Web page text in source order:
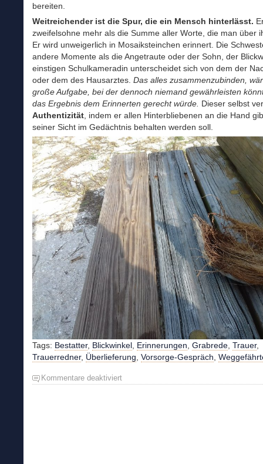
bereiten.
Weitreichender ist die Spur, die ein Mensch hinterlässt.
zweifelsohne mehr als die Summe aller Worte, die man über
Er wird unweigerlich in Mosaiksteinchen erinnert. Die
andere Momente als die Angetraute oder der Sohn, der
einstigen Schulkameradin unterscheidet sich von dem der
oder dem des Hausarztes. Das alles zusammenzubinden,
große Aufgabe, bei der dennoch niemand gewährleisten
das Ergebnis dem Erinnerten gerecht würde. Dieser selbst
Authentizität , indem er allen Hinterbliebenen an die Hand
seiner Sicht im Gedächtnis behalten werden soll.
Tags: Bestatter, Blickwinkel Erinnerungen Grabrede Trauer,
Trauerredner, Überlieferung Vorsorge-Gespräch
Kommentare deaktiviertfür